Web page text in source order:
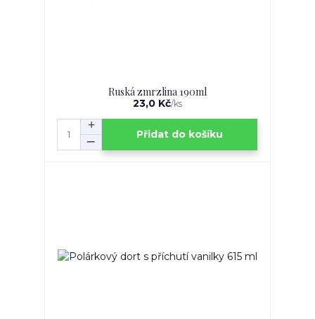
Ruská zmrzlina 190ml
23,0 Kč/ks
Přidat do košíku